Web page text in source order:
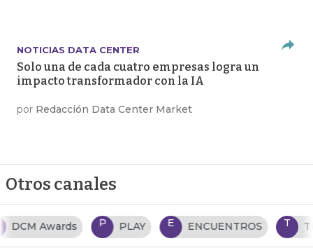
NOTICIAS DATA CENTER
Solo una de cada cuatro empresas logra un
impacto transformador con la IA
por Redacción Data Center Market
Otros canales
P PLAY E ENCUENTROS T TENDENCIAS TI